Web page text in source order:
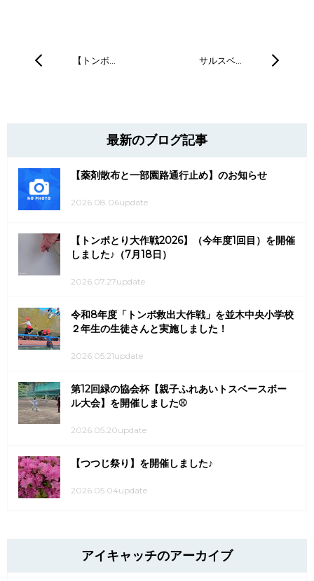
【トンボ… サルスベ…
最新のブログ記事
【薬剤散布と一部園路通行止め】のお知らせ
2026.08.06update
【トンボとり大作戦2026】（今年度1回目）を開催
しました♪（7月18日）
2026.07.27update
令和8年度「トンボ救出大作戦」を並木中央小学校
２年生の生徒さんと実施しました！
2026.05.21update
第12回緑の協会杯【親子ふれあいトスベースボー
ル大会】を開催しました⚾
2026.05.20update
【つつじ祭り】を開催しました♪
2026.05.04update
アイキャッチのアーカイブ